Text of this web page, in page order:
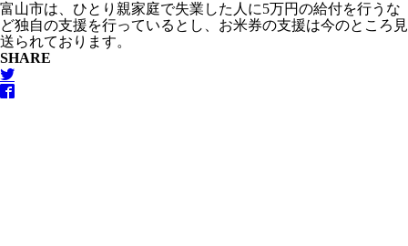
富山市は、ひとり親家庭で失業した人に5万円の給付を行うな
ど独自の支援を行っているとし、お米券の支援は今のところ見
送られております。
SHARE